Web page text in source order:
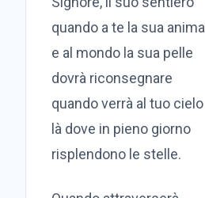
quando a te la sua anima
e al mondo la sua pelle
dovrà riconsegnare
quando verrà al tuo cielo
là dove in pieno giorno
risplendono le stelle.